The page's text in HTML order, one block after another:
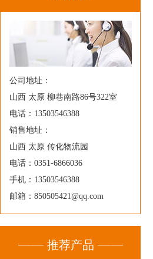
公司地址：
山西 太原 柳巷南路86号322室
电话：13503546388
销售地址：
山西 太原 传化物流园
电话：0351-6866036
手机：13503546388
邮箱：850505421@qq.com
推荐产品